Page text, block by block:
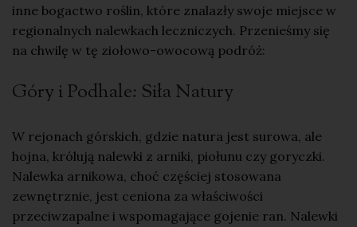
inne bogactwo roślin, które znalazły swoje miejsce w
regionalnych nalewkach leczniczych. Przenieśmy się
na chwilę w tę ziołowo-owocową podróż:
Góry i Podhale: Siła Natury
W rejonach górskich, gdzie natura jest surowa, ale
hojna, królują nalewki z arniki, piołunu czy goryczki.
Nalewka arnikowa, choć częściej stosowana
zewnętrznie, jest ceniona za właściwości
przeciwzapalne i wspomagające gojenie ran. Nalewki